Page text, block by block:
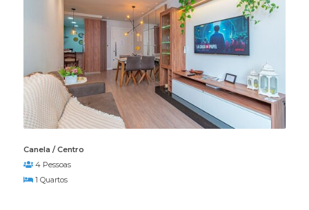
Canela / Centro
4 Pessoas
1 Quartos